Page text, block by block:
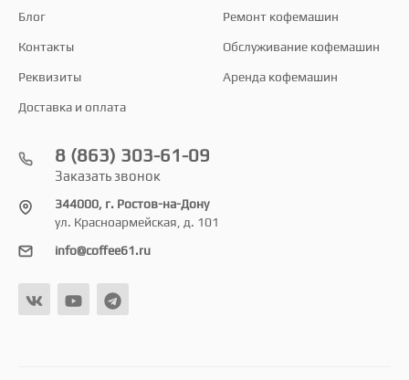
Блог
Контакты
Реквизиты
Доставка и оплата
Ремонт кофемашин
Обслуживание кофемашин
Аренда кофемашин
8 (863) 303-61-09
Заказать звонок
344000, г. Ростов-на-Дону
ул. Красноармейская, д. 101
info@coffee61.ru